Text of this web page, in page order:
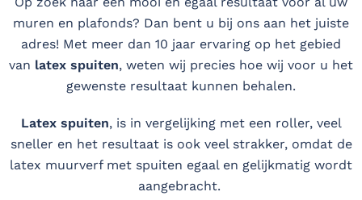
muren en plafonds? Dan bent u bij ons aan het juiste
adres! Met meer dan 10 jaar ervaring op het gebied
van latex spuiten, weten wij precies hoe wij voor u het
gewenste resultaat kunnen behalen.
Latex spuiten, is in vergelijking met een roller, veel
sneller en het resultaat is ook veel strakker, omdat de
latex muurverf met spuiten egaal en gelijkmatig wordt
aangebracht.